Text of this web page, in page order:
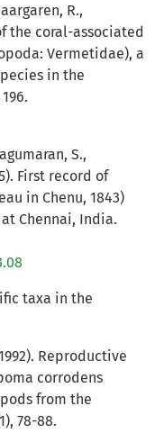
R.,
the coral-associated
Vermetidae), a
in the
S.,
First record of
in Chenu, 1843)
Chennai, India.
taxa in the
Reproductive
corrodens
from the
78-88.